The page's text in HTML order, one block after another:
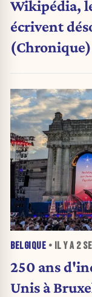
Wikipédia,
écrivent
(Chronique)
BELGIQUE • IL Y A 2
250 ans
Unis à